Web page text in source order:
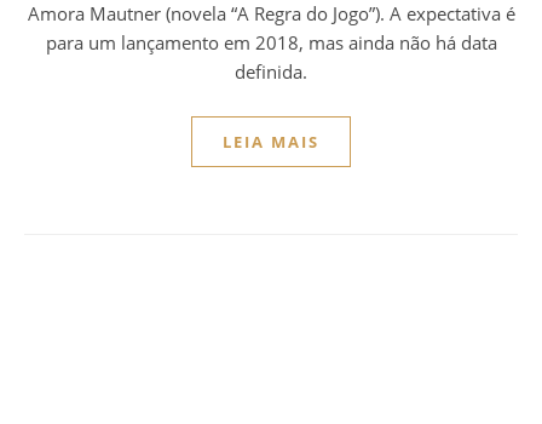
Amora Mautner (novela “A Regra do Jogo”). A expectativa é
para um lançamento em 2018, mas ainda não há data
definida.
LEIA MAIS